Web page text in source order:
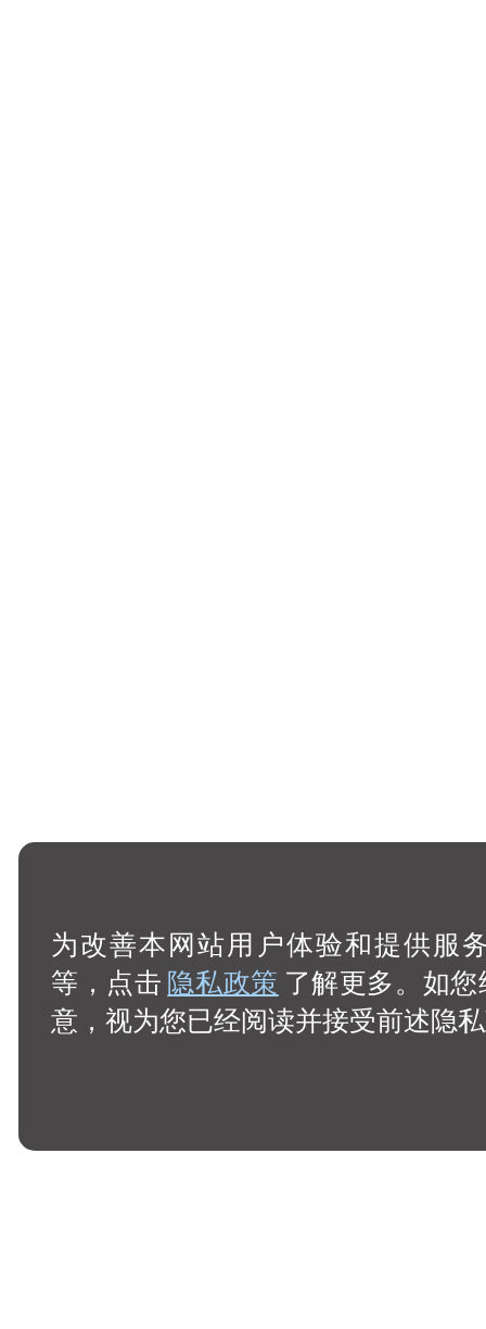
为改善本网站用户体验和提供服
等，点击隐私政策 了解更多。如
意，视为您已经阅读并接受前述隐